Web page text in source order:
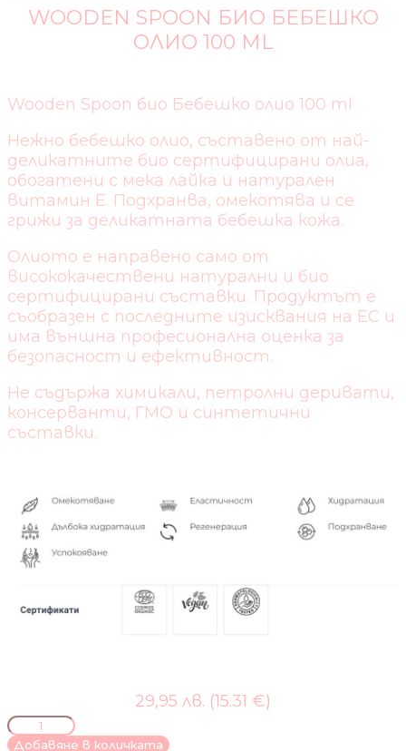
WOODEN SPOON БИО БЕБЕШКО
ОЛИО 100 ML
Wooden Spoon био Бебешко олио 100 ml
Нежно бебешко олио, съставено от най-
деликатните био сертифицирани олиа,
обогатени с мека лайка и натурален
витамин Е. Подхранва, омекотява и се
грижи за деликатната бебешка кожа.
Олиото е направено само от
висококачествени натурални и био
сертифицирани съставки. Продуктът е
съобразен с последните изисквания на ЕС и
има външна професионална оценка за
безопасност и ефективност.
Не съдържа химикали, петролни деривати,
консерванти, ГМО и синтетични
съставки.
29,95 лв. (15.31 €)
количество
заДобавяне в количката